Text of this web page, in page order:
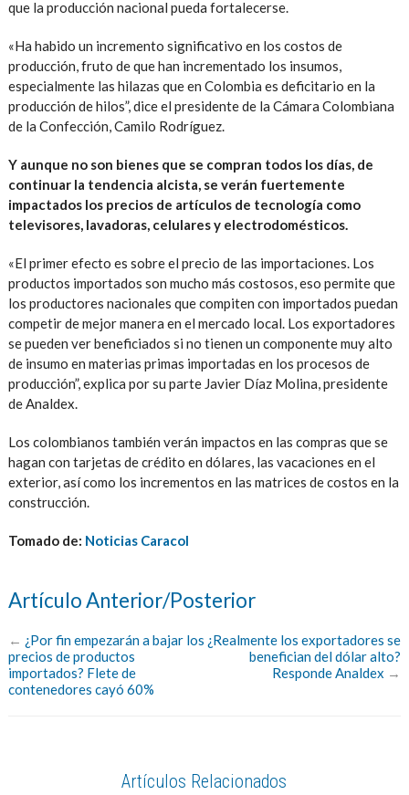
que la producción nacional pueda fortalecerse.
«Ha habido un incremento significativo en los costos de
producción, fruto de que han incrementado los insumos,
especialmente las hilazas que en Colombia es deficitario en la
producción de hilos”, dice el presidente de la Cámara Colombiana
de la Confección, Camilo Rodríguez.
Y aunque no son bienes que se compran todos los días, de
continuar la tendencia alcista, se verán fuertemente
impactados los precios de artículos de tecnología como
televisores, lavadoras, celulares y electrodomésticos.
«El primer efecto es sobre el precio de las importaciones. Los
productos importados son mucho más costosos, eso permite que
los productores nacionales que compiten con importados puedan
competir de mejor manera en el mercado local. Los exportadores
se pueden ver beneficiados si no tienen un componente muy alto
de insumo en materias primas importadas en los procesos de
producción”, explica por su parte Javier Díaz Molina, presidente
de Analdex.
Los colombianos también verán impactos en las compras que se
hagan con tarjetas de crédito en dólares, las vacaciones en el
exterior, así como los incrementos en las matrices de costos en la
construcción.
Tomado de: Noticias Caracol
Artículo Anterior/Posterior
← ¿Por fin empezarán a bajar los
precios de productos
importados? Flete de
contenedores cayó 60%
¿Realmente los exportadores se
benefician del dólar alto?
Responde Analdex →
Artículos Relacionados